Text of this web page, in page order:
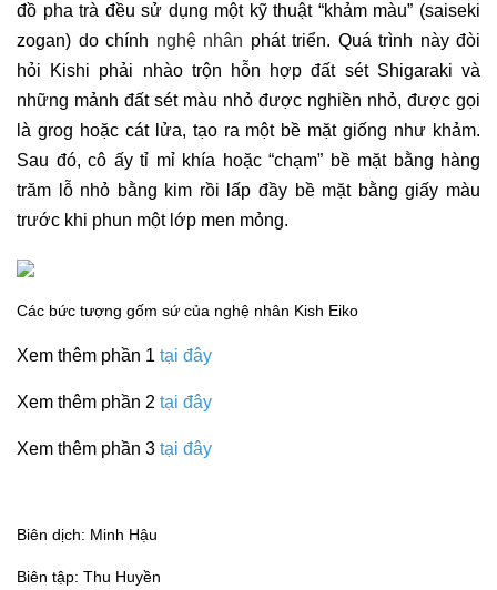
đồ pha trà đều sử dụng một kỹ thuật “khảm màu” (saiseki
zogan) do chính nghệ nhân phát triển. Quá trình này đòi
hỏi Kishi phải nhào trộn hỗn hợp đất sét Shigaraki và
những mảnh đất sét màu nhỏ được nghiền nhỏ, được gọi
là grog hoặc cát lửa, tạo ra một bề mặt giống như khảm.
Sau đó, cô ấy tỉ mỉ khía hoặc “chạm” bề mặt bằng hàng
trăm lỗ nhỏ bằng kim rồi lấp đầy bề mặt bằng giấy màu
trước khi phun một lớp men mỏng.
Các bức tượng gốm sứ của nghệ nhân Kish Eiko
Xem thêm phần 1 tại đây
Xem thêm phần 2 tại đây
Xem thêm phần 3 tại đây
Biên dịch: Minh Hậu
Biên tập: Thu Huyền